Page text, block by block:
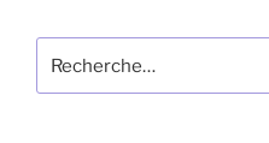
pour